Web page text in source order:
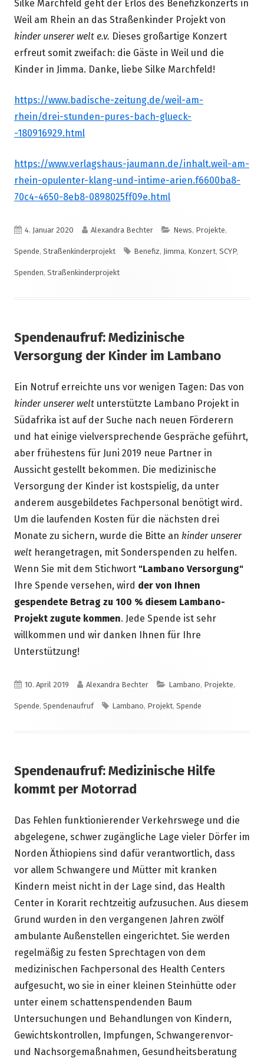
Silke Marchfeld geht der Erlös des Benefizkonzerts in
Weil am Rhein an das Straßenkinder Projekt von
kinder unserer welt e.v. Dieses großartige Konzert
erfreut somit zweifach: die Gäste in Weil und die
Kinder in Jimma. Danke, liebe Silke Marchfeld!
https://www.badische-zeitung.de/weil-am-
rhein/drei-stunden-pures-bach-glueck-
-180916929.html
https://www.verlagshaus-jaumann.de/inhalt.weil-am-
rhein-opulenter-klang-und-intime-arien.f6600ba8-
70c4-4650-8eb8-0898025ff09e.html
Veröffentlicht
am
4. Januar 2020 Autor
Alexandra Bechter Kategorien
News, Projekte,
Spende, Straßenkinderprojekt Schlagwörter
Benefiz, Jimma, Konzert, SCYP,
Spenden, Straßenkinderprojekt
Spendenaufruf: Medizinische
Versorgung der Kinder im Lambano
Ein Notruf erreichte uns vor wenigen Tagen: Das von
kinder unserer welt unterstützte Lambano Projekt in
Südafrika ist auf der Suche nach neuen Förderern
und hat einige vielversprechende Gespräche geführt,
aber frühestens für Juni 2019 neue Partner in
Aussicht gestellt bekommen. Die medizinische
Versorgung der Kinder ist kostspielig, da unter
anderem ausgebildetes Fachpersonal benötigt wird.
Um die laufenden Kosten für die nächsten drei
Monate zu sichern, wurde die Bitte an kinder unserer
welt herangetragen, mit Sonderspenden zu helfen.
Wenn Sie mit dem Stichwort "Lambano Versorgung"
Ihre Spende versehen, wird der von Ihnen
gespendete Betrag zu 100 % diesem Lambano-
Projekt zugute kommen. Jede Spende ist sehr
willkommen und wir danken Ihnen für Ihre
Unterstützung!
Veröffentlicht
am
10. April 2019 Autor
Alexandra Bechter Kategorien
Lambano, Projekte,
Spende, Spendenaufruf Schlagwörter
Lambano, Projekt, Spende
Spendenaufruf: Medizinische Hilfe
kommt per Motorrad
Das Fehlen funktionierender Verkehrswege und die
abgelegene, schwer zugängliche Lage vieler Dörfer im
Norden Äthiopiens sind dafür verantwortlich, dass
vor allem Schwangere und Mütter mit kranken
Kindern meist nicht in der Lage sind, das Health
Center in Korarit rechtzeitig aufzusuchen. Aus diesem
Grund wurden in den vergangenen Jahren zwölf
ambulante Außenstellen eingerichtet. Sie werden
regelmäßig zu festen Sprechtagen von dem
medizinischen Fachpersonal des Health Centers
aufgesucht, wo sie in einer kleinen Steinhütte oder
unter einem schattenspendenden Baum
Untersuchungen und Behandlungen von Kindern,
Gewichtskontrollen, Impfungen, Schwangerenvor-
und Nachsorgemaßnahmen, Gesundheitsberatung